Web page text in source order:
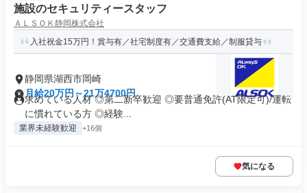
施設のセキュリティースタッフ
ＡＬＳＯＫ静岡株式会社
入社祝金15万円！賞与有／社宅制度有／交通費支給／制服貸与
静岡県湖西市岡崎
月給20万円～21万4700円
求めている人材 ◎第二新卒歓迎 ◎要普通免許(AT限定可)/運転
に慣れている方 ◎経験...
業界未経験歓迎 +16個
気になる